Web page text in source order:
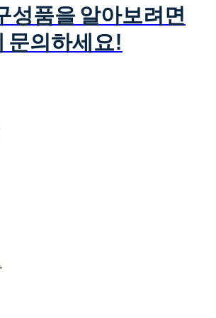
성품을 알아보려면
문의하세요!